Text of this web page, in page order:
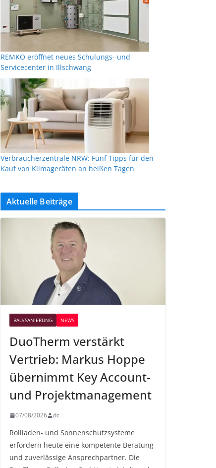
REMKO eröffnet neues Schulungs- und
Servicecenter in Illschwang
Verbraucherzentrale NRW: Fünf Tipps für den
Kauf von Klimageräten an heißen Tagen
Aktuelle Beiträge
BAU/SANIERUNG NEWS
DuoTherm verstärkt
Vertrieb: Markus Hoppe
übernimmt Key Account-
und Projektmanagement
07/08/2026 dc
Rollladen- und Sonnenschutzsysteme
erfordern heute eine kompetente Beratung
und zuverlässige Ansprechpartner. Die